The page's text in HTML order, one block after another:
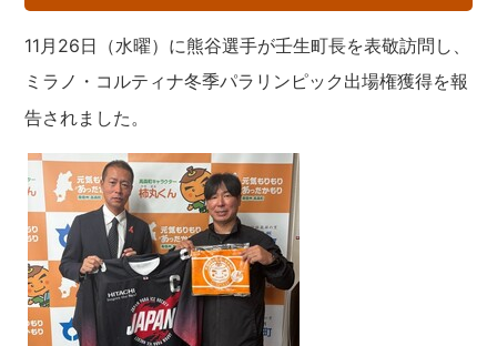
11月26日（水曜）に熊谷選手が壬生町長を表敬訪問し、
ミラノ・コルティナ冬季パラリンピック出場権獲得を報
告されました。